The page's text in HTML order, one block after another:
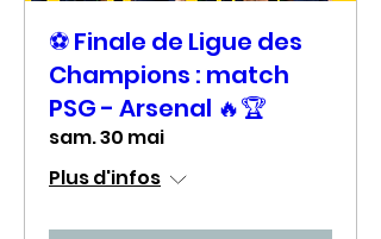
⚽ Finale de Ligue des
Champions : match
PSG - Arsenal 🔥🏆
sam. 30 mai
Plus d'infos